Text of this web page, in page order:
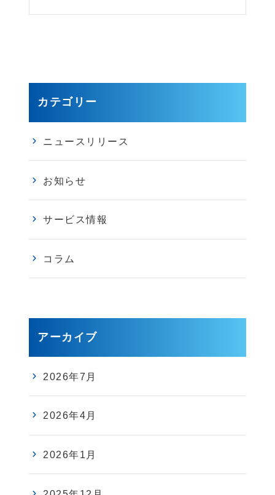
カテゴリー
ニュースリリース
お知らせ
サービス情報
コラム
アーカイブ
2026年7月
2026年4月
2026年1月